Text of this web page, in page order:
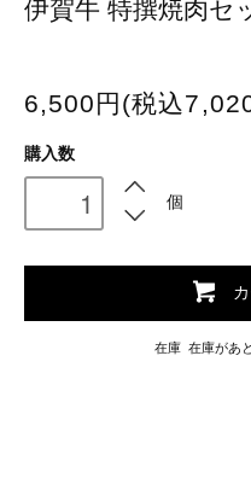
伊賀牛 特撰焼肉セ
6,500円(税込
購入数
個
在庫 在庫があ